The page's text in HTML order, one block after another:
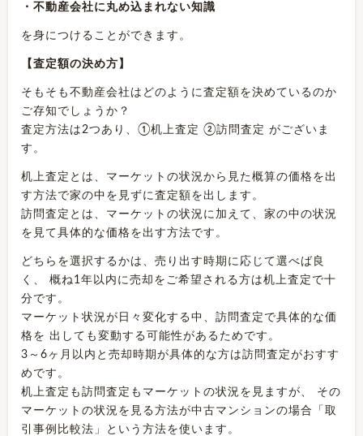
・不動産会社に丸め込まれない知識
を身につけることができます。
【査定額の決め方】
そもそも不動産会社はどのように査定額を決めているのか
ご存知でしょうか？
査定方法は2つあり、①机上査定 ②訪問査定 がございま
す。
机上査定とは、マーケットの状況から見た概算の価格を出
す方法で家の中を見ずに査定額を出します。
訪問査定とは、マーケットの状況に加えて、家の中の状況
を見て具体的な価格を出す方法です。
どちらを選択するかは、売り出す時期に応じて選べば良
く、 概ね1年以内に売却をご希望される方は机上査定で十
分です。
マーケット状況が日々変化する中、訪問査定で具体的な価
格を 出しても変動する可能性があるためです。
3～6ヶ月以内と売却時期が具体的な方は訪問査定がおすす
めです。
机上査定も訪問査定もマーケットの状況を見ますが、 その
マーケットの状況を見る方法が中古マンションの場合「取
引事例比較法」という方法を使います。